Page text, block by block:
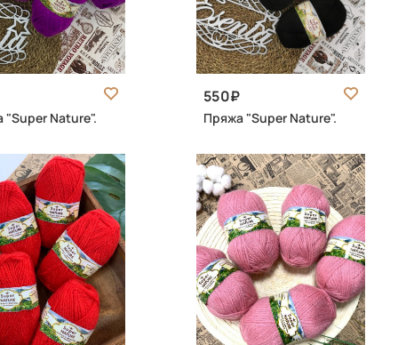
"Super Nature".
550
Пряжа "Super Nature".